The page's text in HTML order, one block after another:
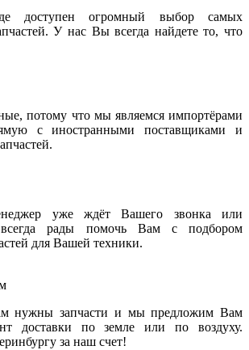
доступен огромный выбор самых
У нас Вы всегда найдете то, что
потому что мы являемся импортёрами
с иностранными поставщиками и
уже ждёт Вашего звонка или
рады помочь Вам с подбором
для Вашей техники.
нужны запчасти и мы предложим Вам
доставки по земле или по воздуху.
за наш счет!